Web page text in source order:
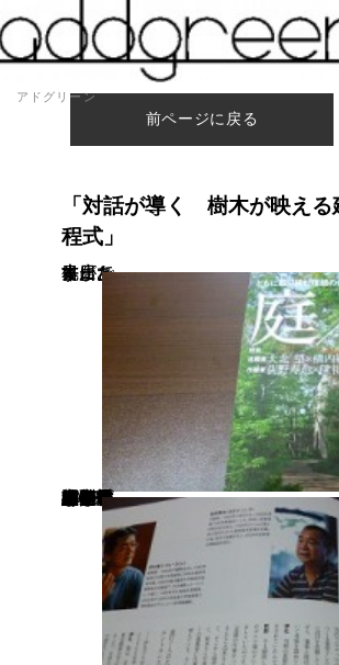
アドグリーン
前ページに戻る
「対話が導く 樹木が映える
程式」
先日、書店で目にとまった本があります。
「ともに取り組む理想の住まい 庭／家 2013冬」 この本の中に、私が勝手に尊敬している 建築家「伊礼智」さんが対談しているページがありました。